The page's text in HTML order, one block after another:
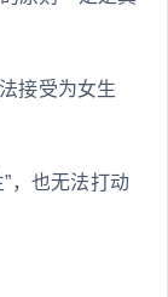
接受为女生
，也无法打动